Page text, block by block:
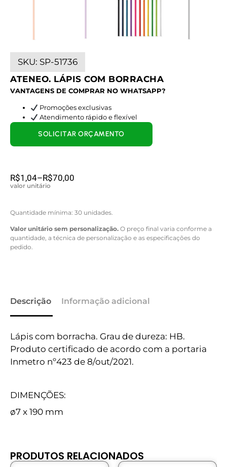
SKU: SP-51736
ATENEO. LÁPIS COM BORRACHA
VANTAGENS DE COMPRAR NO WHATSAPP?
Promoções exclusivas
Atendimento rápido e flexível
R$1,04–R$70,00
valor unitário
Quantidade mínima: 30 unidades.
Valor unitário sem personalização. O preço final varia conforme a
quantidade, a técnica de personalização e as especificações do
pedido.
SOLICITAR ORÇAMENTO
Descrição Informação adicional
Lápis com borracha. Grau de dureza: HB.
Produto certificado de acordo com a portaria
Inmetro nº423 de 8/out/2021.
DIMENÇÕES:
ø7 x 190 mm
PRODUTOS RELACIONADOS